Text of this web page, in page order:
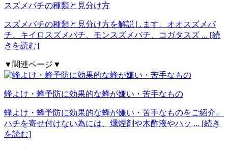
スズメバチの種類と見分け方
スズメバチの種類と見分け方を解説します。オオスズメバ
チ、キイロスズメバチ、モンスズメバチ、コガタスズ ... [続
きを読む]
▼関連ページ▼
蜂よけ・蜂予防に効果的な蜂が嫌い・苦手なもの
蜂よけ・蜂予防に効果的な蜂が嫌い・苦手なものをご紹介。
ハチを寄せ付けない為には、燻煙剤や木酢液やハッ ... [続き
を読む]